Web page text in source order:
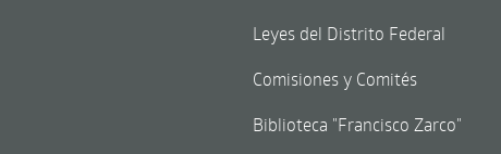
Leyes del Distrito Federal
Comisiones y Comités
Biblioteca "Francisco Zarco"